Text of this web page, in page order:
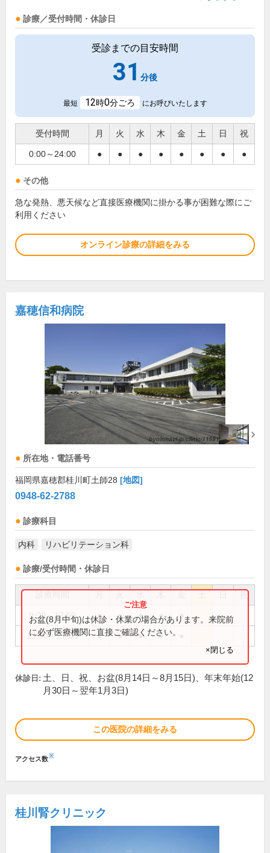
診療／受付時間・休診日
受診までの目安時間
31 分後
最短 12時0分ごろ にお呼びいたします
受付時間 月 火 水 木 金 土 日 祝
0:00～24:00 ● ● ● ● ● ● ● ●
その他
急な発熱、悪天候など直接医療機関に掛かる事が困難な際にご
利用ください
オンライン診療の詳細をみる
嘉穂信和病院
所在地・電話番号
福岡県嘉穂郡桂川町土師28 [地図]
0948-62-2788
診療科目
内科 リハビリテーション科
診療/受付時間・休診日
祝
9:00～12:00 ● ● ● ● ●
13:30～17:00 ● ● ● ●
お盆(8月中旬)は休診・休業の場合があります。来院前
に必ず医療機関に直接ご確認ください。
×閉じる
休診日: 土、日、祝、お盆(8月14日～8月15日)、年末年始(12
月30日～翌年1月3日)
この医院の詳細をみる
アクセス数※
桂川腎クリニック